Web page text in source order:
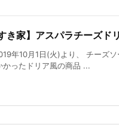
すき家】アスパラチーズド
年10月1日(火)より、 チーズ
かったドリア風の商品 ...